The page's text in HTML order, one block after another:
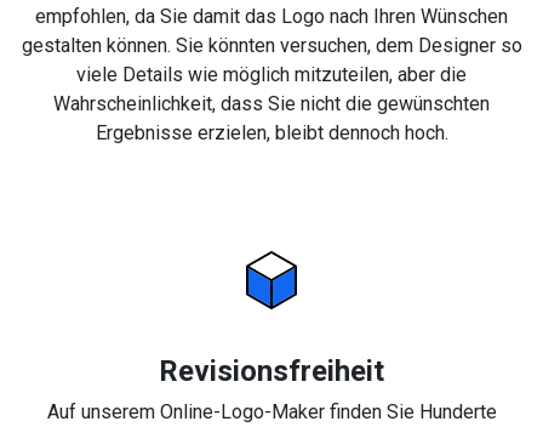
empfohlen, da Sie damit das Logo nach Ihren Wünschen
gestalten können. Sie könnten versuchen, dem Designer so
viele Details wie möglich mitzuteilen, aber die
Wahrscheinlichkeit, dass Sie nicht die gewünschten
Ergebnisse erzielen, bleibt dennoch hoch.
Revisionsfreiheit
Auf unserem Online-Logo-Maker finden Sie Hunderte